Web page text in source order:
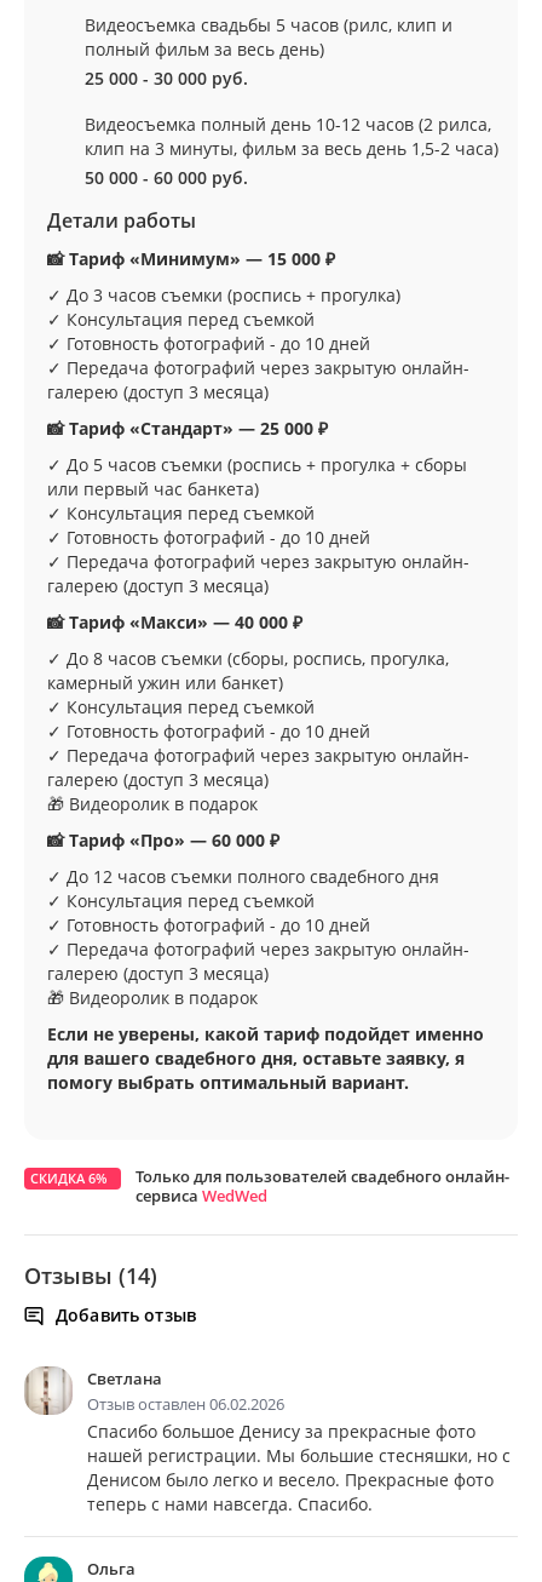
Видеосъемка свадьбы 5 часов (рилс, клип и
полный фильм за весь день)
25 000 - 30 000 руб.
Видеосъемка полный день 10-12 часов (2 рилса,
клип на 3 минуты, фильм за весь день 1,5-2 часа)
50 000 - 60 000 руб.
Детали работы
📸 Тариф «Минимум» — 15 000 ₽
✓ До 3 часов съемки (роспись + прогулка)
✓ Консультация перед съемкой
✓ Готовность фотографий - до 10 дней
✓ Передача фотографий через закрытую онлайн-
галерею (доступ 3 месяца)
📸 Тариф «Стандарт» — 25 000 ₽
✓ До 5 часов съемки (роспись + прогулка + сборы
или первый час банкета)
✓ Консультация перед съемкой
✓ Готовность фотографий - до 10 дней
✓ Передача фотографий через закрытую онлайн-
галерею (доступ 3 месяца)
📸 Тариф «Макси» — 40 000 ₽
✓ До 8 часов съемки (сборы, роспись, прогулка,
камерный ужин или банкет)
✓ Консультация перед съемкой
✓ Готовность фотографий - до 10 дней
✓ Передача фотографий через закрытую онлайн-
галерею (доступ 3 месяца)
🎁 Видеоролик в подарок
📸 Тариф «Про» — 60 000 ₽
✓ До 12 часов съемки полного свадебного дня
✓ Консультация перед съемкой
✓ Готовность фотографий - до 10 дней
✓ Передача фотографий через закрытую онлайн-
галерею (доступ 3 месяца)
🎁 Видеоролик в подарок
Если не уверены, какой тариф подойдет именно
для вашего свадебного дня, оставьте заявку, я
помогу выбрать оптимальный вариант.
СКИДКА 6%
Только для пользователей свадебного онлайн-
сервиса WedWed
Отзывы (14)
Добавить отзыв
Светлана
Отзыв оставлен 06.02.2026
Спасибо большое Денису за прекрасные фото
нашей регистрации. Мы большие стесняшки, но с
Денисом было легко и весело. Прекрасные фото
теперь с нами навсегда. Спасибо.
Ольга